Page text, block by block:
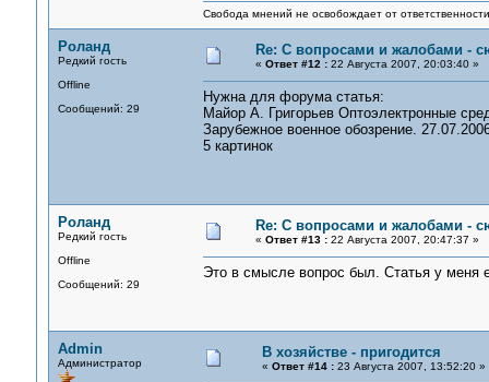
Свобода мнений не освобождает от
Роланд
Редкий гость
Offline
Сообщений: 29
Re: С вопросами и жалобами -
« Ответ #12 :22 Августа 2007, 20:03:40 »
Нужна для форума статья:
Майор А. Григорьев Оптоэлектронные
Зарубежное военное обозрение.
5 картинок
Роланд
Редкий гость
Offline
Сообщений: 29
Re: С вопросами и жалобами -
« Ответ #13 :22 Августа 2007, 20:47:37 »
Это в смысле вопрос был. Статья у меня
Admin
Администратор
В хозяйстве - пригодится
« Ответ #14 :23 Августа 2007, 13:52:20 »